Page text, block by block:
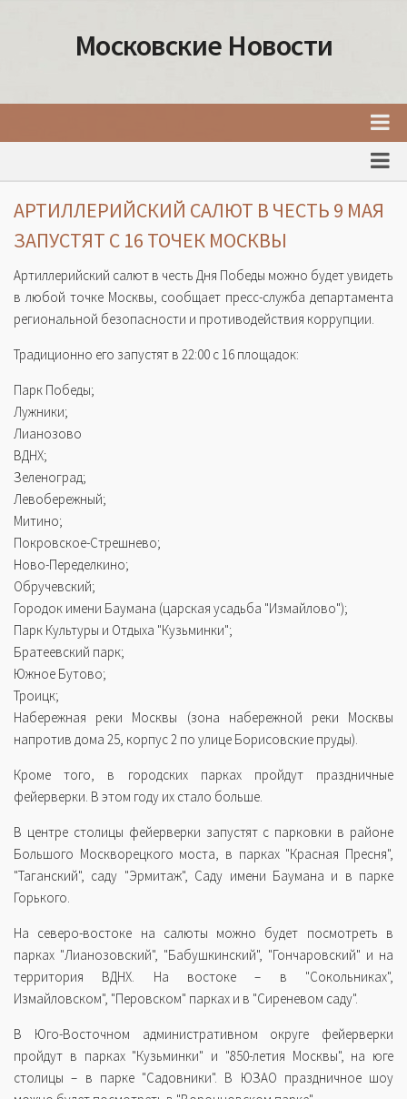
Московские Новости
Факты о Москве
Москва
Товары и услуги Москвы
АРТИЛЛЕРИЙСКИЙ САЛЮТ В ЧЕСТЬ 9 МАЯ
ЗАПУСТЯТ С 16 ТОЧЕК МОСКВЫ
Артиллерийский салют в честь Дня Победы можно будет увидеть
в любой точке Москвы, сообщает пресс-служба департамента
региональной безопасности и противодействия коррупции.
Традиционно его запустят в 22:00 с 16 площадок:
Парк Победы;
Лужники;
Лианозово
ВДНХ;
Зеленоград;
Левобережный;
Митино;
Покровское-Стрешнево;
Ново-Переделкино;
Обручевский;
Городок имени Баумана (царская усадьба "Измайлово");
Парк Культуры и Отдыха "Кузьминки";
Братеевский парк;
Южное Бутово;
Троицк;
Набережная реки Москвы (зона набережной реки Москвы
напротив дома 25, корпус 2 по улице Борисовские пруды).
Кроме того, в городских парках пройдут праздничные
фейерверки. В этом году их стало больше.
В центре столицы фейерверки запустят с парковки в районе
Большого Москворецкого моста, в парках "Красная Пресня",
"Таганский", саду "Эрмитаж", Саду имени Баумана и в парке
Горького.
На северо-востоке на салюты можно будет посмотреть в
парках "Лианозовский", "Бабушкинский", "Гончаровский" и на
территория ВДНХ. На востоке – в "Сокольниках",
Измайловском", "Перовском" парках и в "Сиреневом саду".
В Юго-Восточном административном округе фейерверки
пройдут в парках "Кузьминки" и "850-летия Москвы", на юге
столицы – в парке "Садовники". В ЮЗАО праздничное шоу